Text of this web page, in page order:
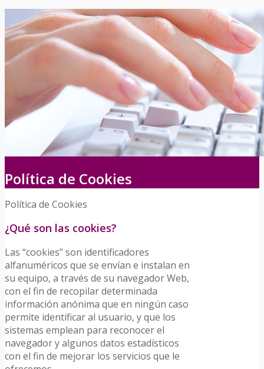
Política de Cookies
Política de Cookies
¿Qué son las cookies?
Las “cookies” son identificadores
alfanuméricos que se envían e instalan en
su equipo, a través de su navegador Web,
con el fin de recopilar determinada
información anónima que en ningún caso
permite identificar al usuario, y que los
sistemas emplean para reconocer el
navegador y algunos datos estadísticos
con el fin de mejorar los servicios que le